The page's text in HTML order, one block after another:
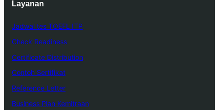
Layanan
Jadwal tes TOEFL ITP
Check Readiness
Certificate Distribution
Contoh Sertifikat
Reference Letter
Business Plan Kemitraan